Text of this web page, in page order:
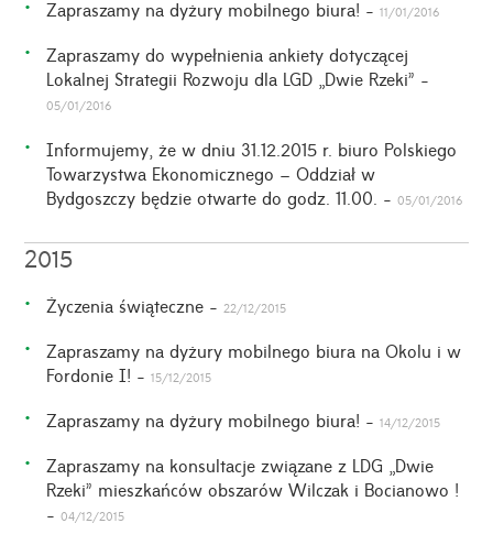
Zapraszamy na dyżury mobilnego biura! -11/01/2016
Zapraszamy do wypełnienia ankiety dotyczącej
Lokalnej Strategii Rozwoju dla LGD „Dwie Rzeki” -
05/01/2016
Informujemy, że w dniu 31.12.2015 r. biuro Polskiego
Towarzystwa Ekonomicznego – Oddział w
Bydgoszczy będzie otwarte do godz. 11.00. -05/01/2016
2015
Życzenia świąteczne - 22/12/2015
Zapraszamy na dyżury mobilnego biura na Okolu i w
Fordonie I! -15/12/2015
Zapraszamy na dyżury mobilnego biura! -14/12/2015
Zapraszamy na konsultacje związane z LDG „Dwie
Rzeki” mieszkańców obszarów Wilczak i Bocianowo !
-04/12/2015